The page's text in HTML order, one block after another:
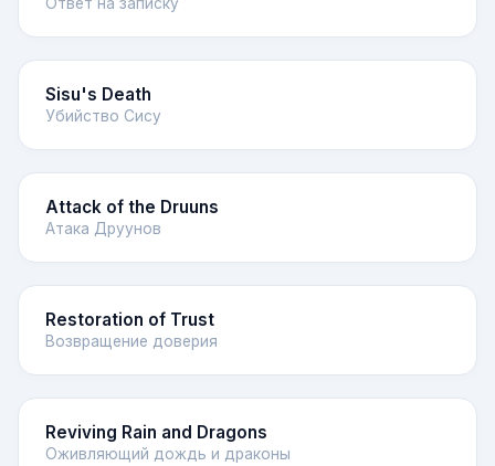
Sisu's Death
Убийство Сису
Attack of the Druuns
Атака Друунов
Restoration of Trust
Возвращение доверия
Reviving Rain and Dragons
Оживляющий дождь и драконы